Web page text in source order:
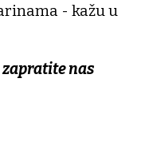
- kažu u
nas